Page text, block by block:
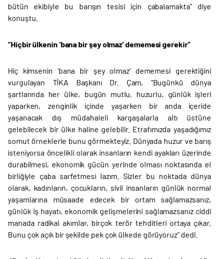
bütün ekibiyle bu barışın tesisi için çabalamakta" diye
konuştu.
“Hiçbir ülkenin ‘bana bir şey olmaz’ dememesi gerekir”
Hiç kimsenin 'bana bir şey olmaz' dememesi gerektiğini
vurgulayan TİKA Başkanı Dr. Çam, "Bugünkü dünya
şartlarında her ülke, bugün mutlu, huzurlu, günlük işleri
yaparken, zenginlik içinde yaşarken bir anda içeride
yaşanacak dış müdahaleli kargaşalarla altı üstüne
gelebilecek bir ülke haline gelebilir. Etrafımızda yaşadığımız
somut örneklerle bunu görmekteyiz. Dünyada huzur ve barış
isteniyorsa öncelikli olarak insanların kendi ayakları üzerinde
durabilmesi, ekonomik gücün yerinde olması noktasında el
birliğiyle çaba sarfetmesi lazım. Sizler bu noktada dünya
olarak, kadınların, çocukların, sivil insanların günlük normal
yaşamlarına müsaade edecek bir ortam sağlamazsanız,
günlük iş hayatı, ekonomik gelişmelerini sağlamazsanız ciddi
manada radikal akımlar, birçok terör tehditleri ortaya çıkar.
Bunu çok açık bir şekilde pek çok ülkede görüyoruz" dedi.